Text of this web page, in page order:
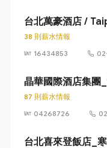
台北萬豪酒店 /
38 則薪水情報
16434853
晶華國際酒店集團
87 則薪水情報
04268726
台北喜來登飯店_